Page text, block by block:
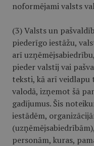
noformējami valsts
(3) Valsts un
piederīgo iestāžu,
arī
pieder valstij vai
teksti, kā arī veidlapu
valodā, izņemot šā
gadījumus. Šis
iestādēm,
personām, kuras,